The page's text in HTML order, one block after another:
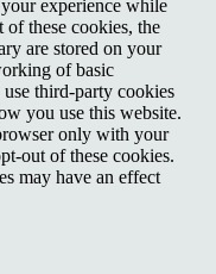
experience while
these cookies, the
are stored on your
of basic
third-party cookies
you use this website.
only with your
out of these cookies.
may have an effect